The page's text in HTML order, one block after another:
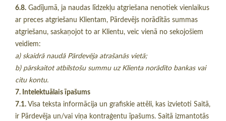
6.8. Gadījumā, ja naudas līdzekļu atgriešana nenotiek vienlaikus
ar preces atgriešanu Klientam, Pārdevējs norādītās summas
atgriešanu, saskaņojot to ar Klientu, veic vienā no sekojošiem
veidiem:
a) skaidrā naudā Pārdevēja atrašanās vietā;
b) pārskaitot atbilstošu summu uz Klienta norādīto bankas vai
citu kontu.
7. Intelektuālais īpašums
7.1. Visa teksta informācija un grafiskie attēli, kas izvietoti Saitā,
ir Pārdevēja un/vai viņa kontraģentu īpašums. Saitā izmantotās